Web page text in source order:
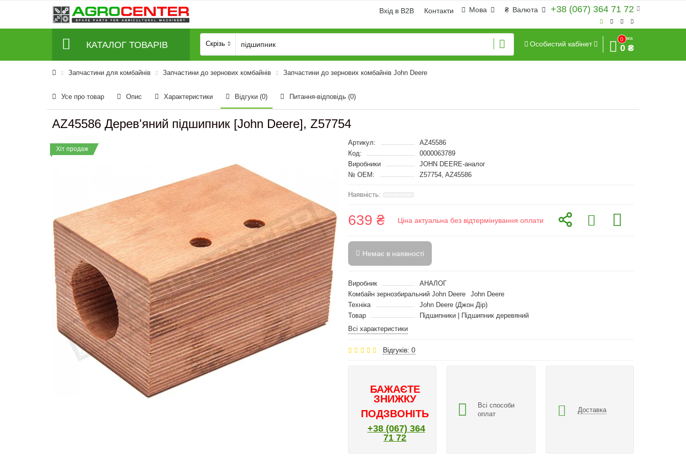
+38 (067) 364 71 72
₴ Валюта
Мова
Вхід в B2B Контакти
КАТАЛОГ ТОВАРІВ Скрізь Особистий кабінет
0
Сума
0 ₴
Запчастини для комбайнів Запчастини до зернових комбайнів Запчастини до зернових комбайнів John Deere
Усе про товар Опис Характеристики Відгуки (0) Питання-відповідь (0)
AZ45586 Дерев'яний підшипник [John Deere], Z57754
Хіт продаж
Артикул:
AZ45586
Код:
0000063789
Виробники
JOHN DEERE-аналог
№ OEM:
Z57754, AZ45586
639 ₴ Ціна актуальна без відтермінування оплати
Немає в наявності
Виробник
АНАЛОГ
Комбайн зернозбиральний John Deere
John Deere
Техніка
John Deere (Джон Дір)
Товар
Підшипники | Підшипник деревяний
Всі характеристики
Відгуків: 0
БАЖАЄТЕ
ЗНИЖКУ
ПОДЗВОНІТЬ
+38 (067) 364
71 72
Всі способи
оплат
Доставка